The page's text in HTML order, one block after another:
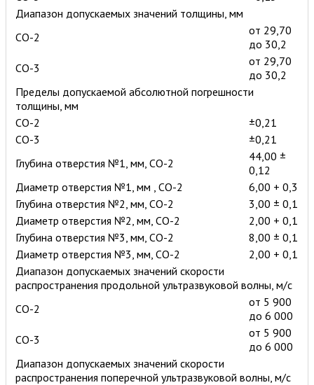
Диапазон допускаемых значений толщины, мм
СО-2
от 29,70
до 30,2
СО-3
от 29,70
до 30,2
Пределы допускаемой абсолютной погрешности
толщины, мм
СО-2
±0,21
СО-3
±0,21
Глубина отверстия №1, мм, СО-2
44,00 ±
0,12
Диаметр отверстия №1, мм , СО-2
6,00 + 0,3
Глубина отверстия №2, мм, СО-2
3,00 ± 0,1
Диаметр отверстия №2, мм, СО-2
2,00 + 0,1
Глубина отверстия №3, мм, СО-2
8,00 ± 0,1
Диаметр отверстия №3, мм, СО-2
2,00 + 0,1
Диапазон допускаемых значений скорости
распространения продольной ультразвуковой волны, м/с
СО-2
от 5 900
до 6 000
СО-3
от 5 900
до 6 000
Диапазон допускаемых значений скорости
распространения поперечной ультразвуковой волны, м/с